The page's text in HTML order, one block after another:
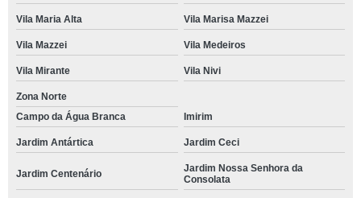
Vila Maria Alta Vila Marisa Mazzei
Vila Mazzei Vila Medeiros
Vila Mirante Vila Nivi
Zona Norte
Campo da Água Branca
Imirim
Jardim Antártica Jardim Ceci
Jardim Centenário
Jardim Nossa Senhora da
Consolata